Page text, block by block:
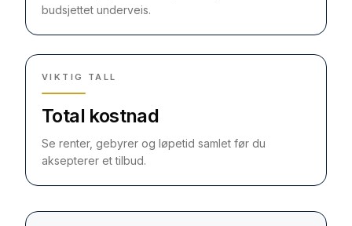
budsjettet underveis.
VIKTIG TALL
Total kostnad
Se renter, gebyrer og løpetid samlet før du
aksepterer et tilbud.